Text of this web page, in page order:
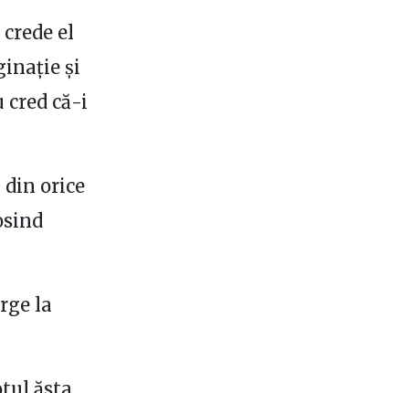
el
și
cred că-i
din orice
la